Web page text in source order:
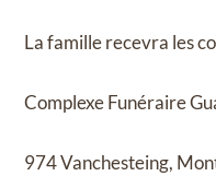
La famille recevra les
Complexe Funéraire
974 Vanchesteing,